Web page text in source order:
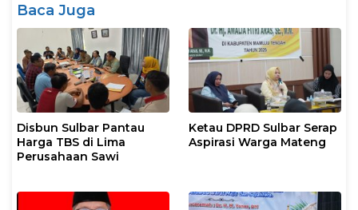
Baca Juga
Disbun Sulbar Pantau
Harga TBS di Lima
Perusahaan Sawi
Ketau DPRD Sulbar Serap
Aspirasi Warga Mateng